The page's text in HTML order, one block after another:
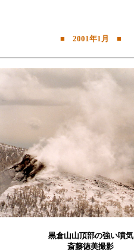
■ 2001年1月 ■
黒倉山山頂部の強い噴気
斎藤徳美撮影